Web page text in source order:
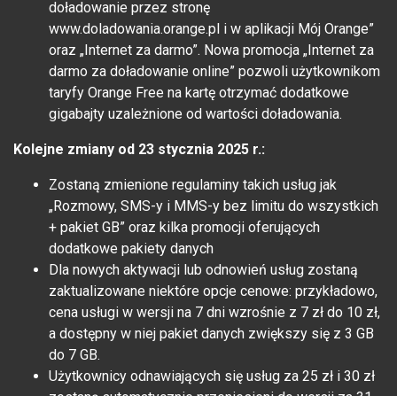
doładowanie przez stronę
www.doladowania.orange.pl i w aplikacji Mój Orange”
oraz „Internet za darmo”. Nowa promocja „Internet za
darmo za doładowanie online” pozwoli użytkownikom
taryfy Orange Free na kartę otrzymać dodatkowe
gigabajty uzależnione od wartości doładowania.
Kolejne zmiany od 23 stycznia 2025 r.:
Zostaną zmienione regulaminy takich usług jak
„Rozmowy, SMS-y i MMS-y bez limitu do wszystkich
+ pakiet GB” oraz kilka promocji oferujących
dodatkowe pakiety danych
Dla nowych aktywacji lub odnowień usług zostaną
zaktualizowane niektóre opcje cenowe: przykładowo,
cena usługi w wersji na 7 dni wzrośnie z 7 zł do 10 zł,
a dostępny w niej pakiet danych zwiększy się z 3 GB
do 7 GB.
Użytkownicy odnawiających się usług za 25 zł i 30 zł